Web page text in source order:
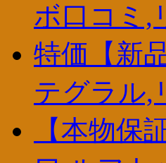
ボ口コミ,
特価【新
テグラル,
【本物保